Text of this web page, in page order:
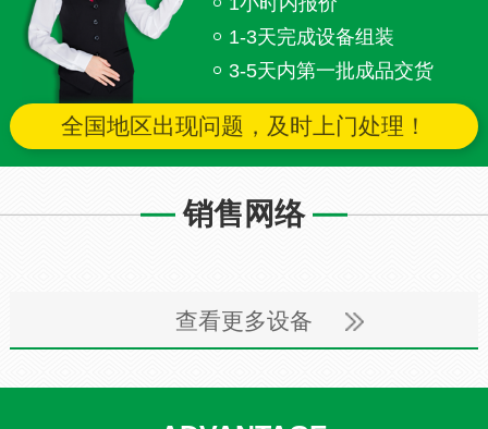
1-3天完成设备组装
3-5天内第一批成品交货
全国地区出现问题，及时上门处理！
销售网络
查看更多设备